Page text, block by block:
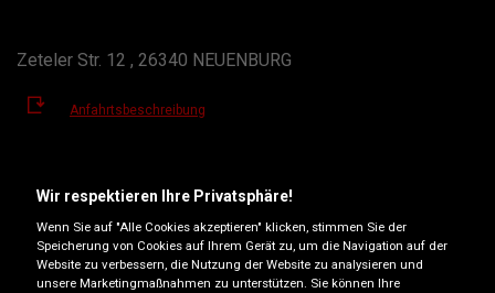
Zeteler Str. 12 , 26340 NEUENBURG
Anfahrtsbeschreibung
teile@autohaus-toenjes.de
Öffnungszeiten
Wir respektieren Ihre Privatsphäre!
Wenn Sie auf "Alle Cookies akzeptieren" klicken, stimmen Sie der
Speicherung von Cookies auf Ihrem Gerät zu, um die Navigation auf der
Website zu verbessern, die Nutzung der Website zu analysieren und
unsere Marketingmaßnahmen zu unterstützen. Sie können Ihre